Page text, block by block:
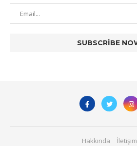
Hakkında İletişim